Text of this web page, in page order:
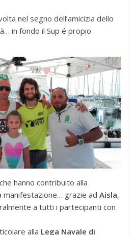
nel segno dell’amicizia dello
in fondo il Sup é propio
hanno contribuito alla
manifestazione… grazie adAisla,
a tutti i partecipanti con
alla Lega Navale di